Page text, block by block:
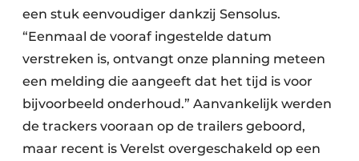
een stuk eenvoudiger dankzij Sensolus.
“Eenmaal de vooraf ingestelde datum
verstreken is, ontvangt onze planning meteen
een melding die aangeeft dat het tijd is voor
bijvoorbeeld onderhoud.” Aanvankelijk werden
de trackers vooraan op de trailers geboord,
maar recent is Verelst overgeschakeld op een